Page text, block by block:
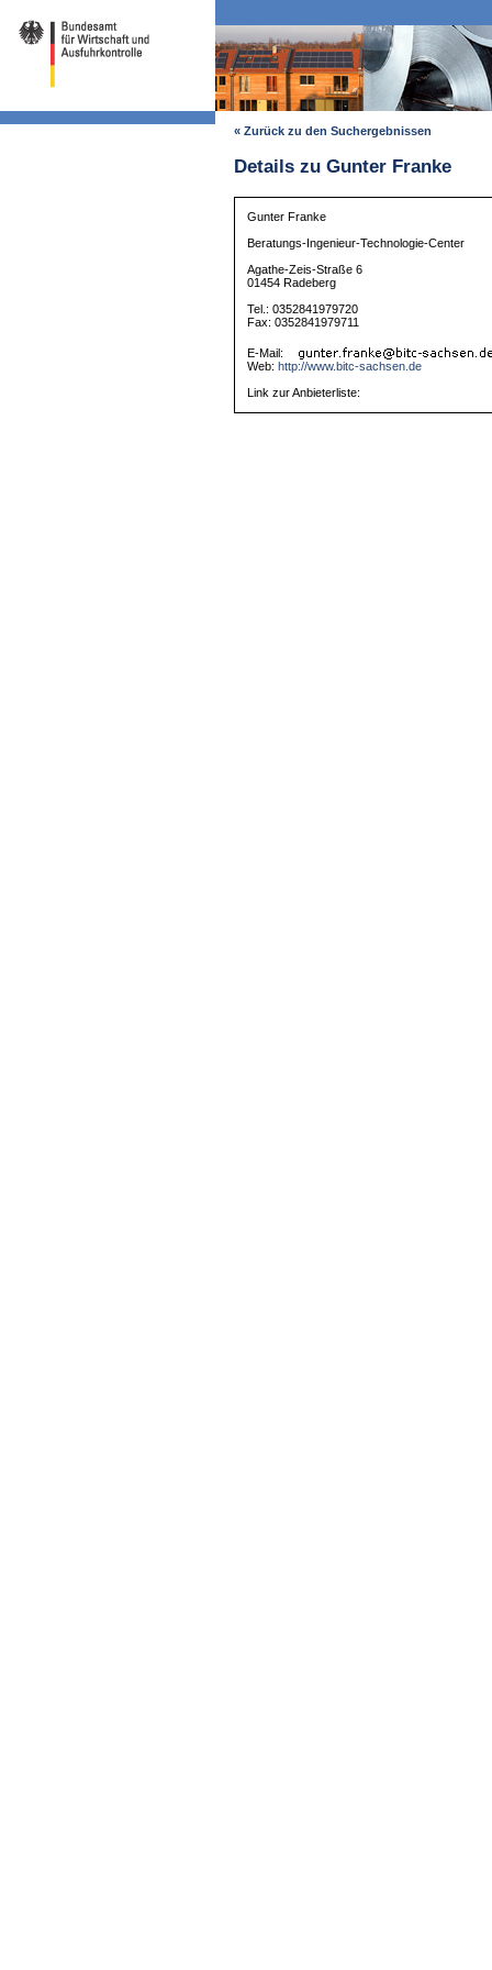
« Zurück zu den Suchergebnissen
Details zu Gunter Franke
Gunter Franke
Beratungs-Ingenieur-Technologie-Center
Agathe-Zeis-Straße 6
01454 Radeberg
Tel.: 0352841979720
Fax: 0352841979711
E-Mail:
Web: http://www.bitc-sachsen.de
Link zur Anbieterliste: